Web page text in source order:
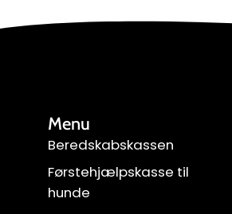
Menu
Beredskabskassen
Førstehjælpskasse til
hunde